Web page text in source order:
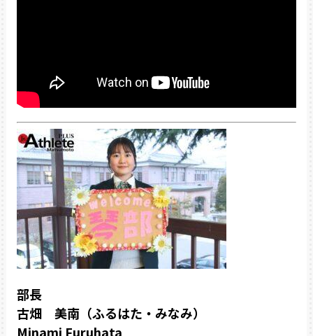
部長
古畑 美南（ふるはた・みなみ）
Minami Furuhata